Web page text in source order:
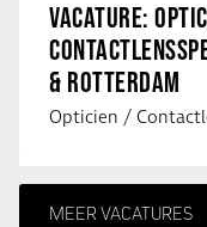
VACATURE:
& ROTTERDAM
MEER VACATURES